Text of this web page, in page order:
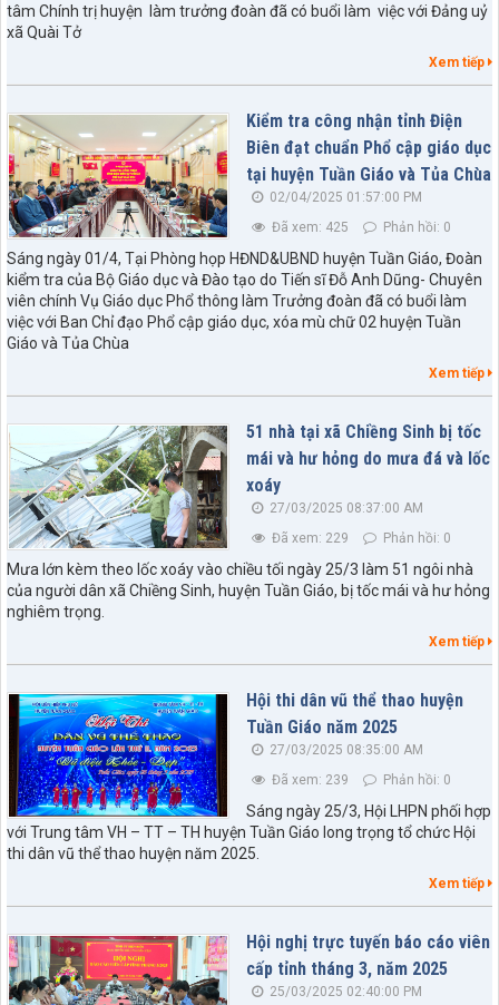
tâm Chính trị huyện làm trưởng đoàn đã có buổi làm việc với Đảng uỷ
xã Quài Tở
Xem tiếp
Kiểm tra công nhận tỉnh Điện
Biên đạt chuẩn Phổ cập giáo dục
tại huyện Tuần Giáo và Tủa Chùa
02/04/2025 01:57:00 PM
Đã xem: 425
Phản hồi: 0
Sáng ngày 01/4, Tại Phòng họp HĐND&UBND huyện Tuần Giáo, Đoàn
kiểm tra của Bộ Giáo dục và Đào tạo do Tiến sĩ Đỗ Anh Dũng- Chuyên
viên chính Vụ Giáo dục Phổ thông làm Trưởng đoàn đã có buổi làm
việc với Ban Chỉ đạo Phổ cập giáo dục, xóa mù chữ 02 huyện Tuần
Giáo và Tủa Chùa
Xem tiếp
51 nhà tại xã Chiềng Sinh bị tốc
mái và hư hỏng do mưa đá và lốc
xoáy
27/03/2025 08:37:00 AM
Đã xem: 229
Phản hồi: 0
Mưa lớn kèm theo lốc xoáy vào chiều tối ngày 25/3 làm 51 ngôi nhà
của người dân xã Chiềng Sinh, huyện Tuần Giáo, bị tốc mái và hư hỏng
nghiêm trọng.
Xem tiếp
Hội thi dân vũ thể thao huyện
Tuần Giáo năm 2025
27/03/2025 08:35:00 AM
Đã xem: 239
Phản hồi: 0
Sáng ngày 25/3, Hội LHPN phối hợp
với Trung tâm VH – TT – TH huyện Tuần Giáo long trọng tổ chức Hội
thi dân vũ thể thao huyện năm 2025.
Xem tiếp
Hội nghị trực tuyến báo cáo viên
cấp tỉnh tháng 3, năm 2025
25/03/2025 02:40:00 PM